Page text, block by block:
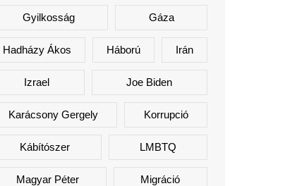
Gyilkosság Gáza
Hadházy Ákos Háború Irán
Izrael Joe Biden
Karácsony Gergely Korrupció
Kábítószer LMBTQ
Magyar Péter Migráció